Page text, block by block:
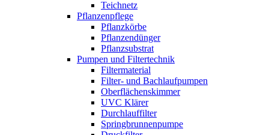
Teichnetz
Pflanzenpflege
Pflanzkörbe
Pflanzendünger
Pflanzsubstrat
Pumpen und Filtertechnik
Filtermaterial
Filter- und Bachlaufpumpen
Oberflächenskimmer
UVC Klärer
Durchlauffilter
Springbrunnenpumpe